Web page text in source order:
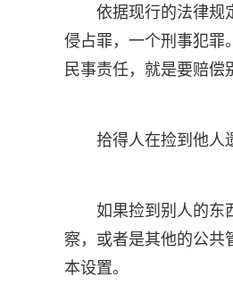
依据现行的法律规
侵占罪，一个刑事犯罪
民事责任，就是要赔偿
拾得人在捡到他人
如果捡到别人的东
察，或者是其他的公共
本设置。